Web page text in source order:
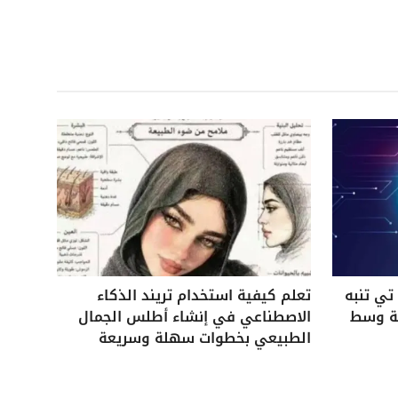
تنبه
وسط
تعلم كيفية استخدام تريند الذكاء
الاصطناعي في إنشاء أطلس الجمال
الطبيعي بخطوات سهلة وسريعة